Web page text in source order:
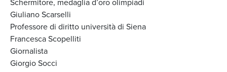
Giuliano Scarselli
Professore di diritto università di Siena
Francesca Scopelliti
Giornalista
Giorgio Socci